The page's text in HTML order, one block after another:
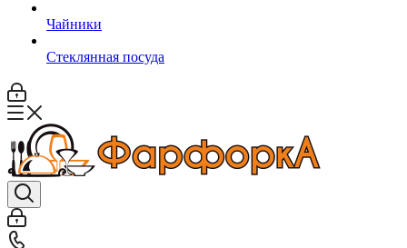
Чайники
Стеклянная посуда